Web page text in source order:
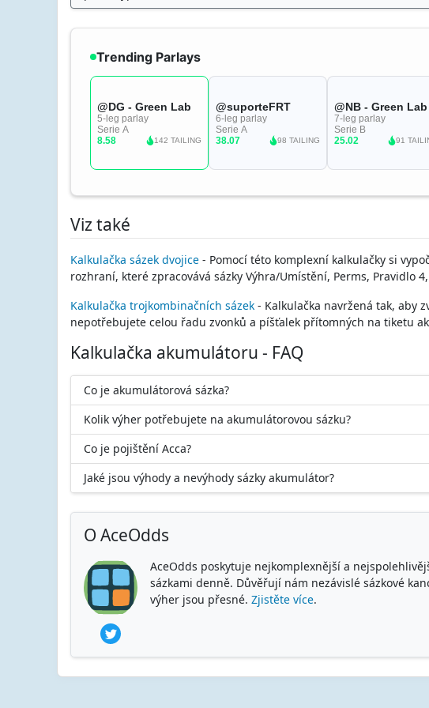
Viz také
Kalkulačka sázek dvojice - Pomocí této komplexní kalkulačky si
rozhraní, které zpracovává sázky Výhra/Umístění, Perms, Pravidlo
Kalkulačka trojkombinačních sázek - Kalkulačka navržená tak, aby
nepotřebujete celou řadu zvonků a píšťalek přítomných na tiketu
Kalkulačka akumulátoru - FAQ
Co je akumulátorová sázka?
Kolik výher potřebujete na akumulátorovou sázku?
Co je pojištění Acca?
Jaké jsou výhody a nevýhody sázky akumulátor?
O AceOdds
AceOdds poskytuje nejkomplexnější a
sázkami denně. Důvěřují nám nezávislé sázkové
výher jsou přesné. Zjistěte více.